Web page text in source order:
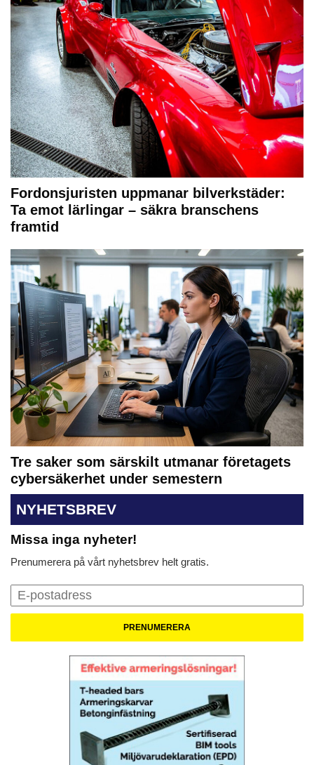
Fordonsjuristen uppmanar bilverkstäder:
Ta emot lärlingar – säkra branschens
framtid
Tre saker som särskilt utmanar företagets
cybersäkerhet under semestern
NYHETSBREV
Missa inga nyheter!
Prenumerera på vårt nyhetsbrev helt gratis.